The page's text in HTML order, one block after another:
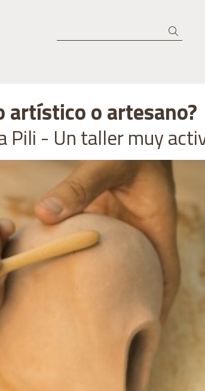
artístico o artesano?
Pili - Un taller muy